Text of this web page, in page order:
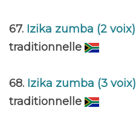
67. Izika zumba (2 voix)
traditionnelle
68. Izika zumba (3 voix)
traditionnelle